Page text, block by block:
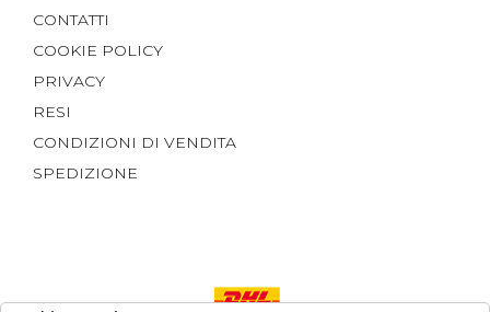
CONTATTI
COOKIE POLICY
PRIVACY
RESI
CONDIZIONI DI VENDITA
SPEDIZIONE